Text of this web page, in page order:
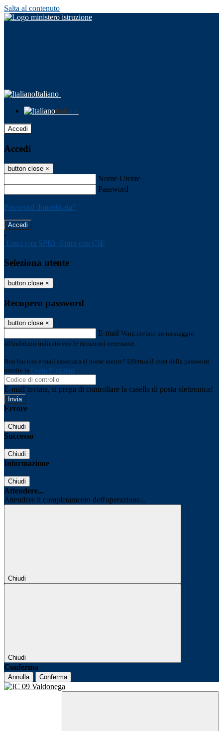
Salta al contenuto
Italiano
Italiano
Accedi
Accedi
button close ×
Nome Utente
Password
Password dimenticata?
-
Entra con SPID Entra con CIE
Seleziona utente
button close ×
Recupero password
button close ×
E-mail Verrà inviato un messaggio
all'indirizzo indicato con le istruzioni necessarie.
Non hai una e-mail associata al nome utente? Effettua il reset della password
tramite la Login Spaggiari
E-mail inviata, si prega di controllare la casella di posta elettronica!
Errore
Chiudi
Successo
Chiudi
Informazione
Chiudi
Attendere...
Attendere il completamento dell'operazione...
Chiudi
Chiudi
Conferma
Annulla Conferma